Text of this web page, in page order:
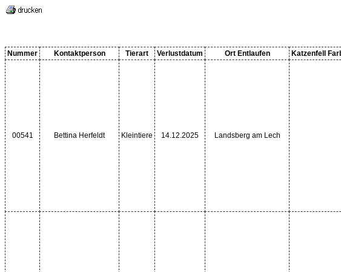
Nummer Kontaktperson Tierart Verlustdatum Ort Entlaufen Katzenfell
00541 Bettina Herfeldt Kleintiere 14.12.2025 Landsberg am Lech